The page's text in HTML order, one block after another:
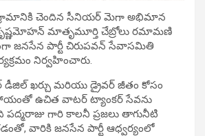
గ్రామానికి చెందిన సీనియర్ మెగా అభిమాన
మాతృమూర్తి చేబ్రోలు రమామణి
జనసేన పార్టీ చిరుపవన్ సేవాసమితి
నిర్వహించారు.
డీజిల్ ఖర్చు మరియు డ్రైవర్ జీతం కోసం
ఉచిత వాటర్ ట్యాంకర్ సేవను
పద్మరాజు గారి కాలనీ ప్రజలు తాగునీటి
వారికి జనసేన పార్టీ ఆధ్వర్యంలో